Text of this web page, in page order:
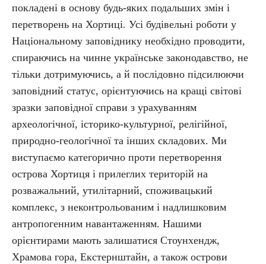
покладені в основу будь-яких подальших змін і
перетворень на Хортиці. Усі будівельні роботи у
Національному заповіднику необхідно проводити,
спираючись на чинне українське законодавство, не
тільки дотримуючись, а й послідовно підсилюючи
заповідний статус, орієнтуючись на кращі світові
зразки заповідної справи з урахуванням
археологічної, історико-культурної, релігійної,
природно-геологічної та інших складових. Ми
виступаємо категорично проти перетворення
острова Хортиця і прилеглих територій на
розважальний, утилітарний, споживацький
комплекс, з неконтрольованим і надлишковим
антропогенним навантаженням. Нашими
орієнтирами мають залишатися Стоунхендж,
Храмова гора, Екстернштайн, а також острови